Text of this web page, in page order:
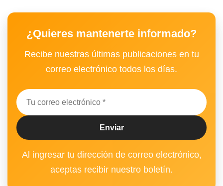
¿Quieres mantenerte informado?
Recibe nuestras últimas publicaciones en tu
correo electrónico todos los días.
Al ingresar tu dirección de correo electrónico,
aceptas recibir nuestro boletín.